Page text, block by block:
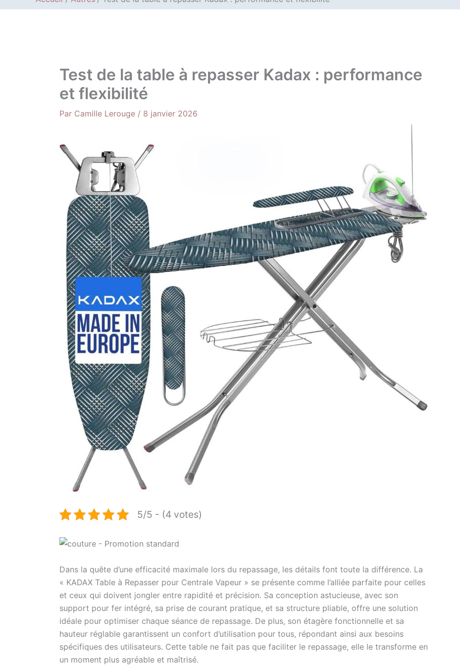
Test de la table à repasser Kadax : performance
et flexibilité
Par Camille Lerouge / 8 janvier 2026
5/5 - (4 votes)
Dans la quête d’une efficacité maximale lors du repassage, les détails font toute la différence. La
« KADAX Table à Repasser pour Centrale Vapeur » se présente comme l’alliée parfaite pour celles
et ceux qui doivent jongler entre rapidité et précision. Sa conception astucieuse, avec son
support pour fer intégré, sa prise de courant pratique, et sa structure pliable, offre une solution
idéale pour optimiser chaque séance de repassage. De plus, son étagère fonctionnelle et sa
hauteur réglable garantissent un confort d’utilisation pour tous, répondant ainsi aux besoins
spécifiques des utilisateurs. Cette table ne fait pas que faciliter le repassage, elle le transforme en
un moment plus agréable et maîtrisé.